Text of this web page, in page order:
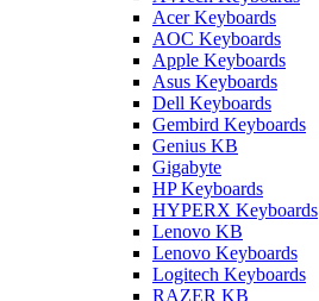
Acer Keyboards
AOC Keyboards
Apple Keyboards
Asus Keyboards
Dell Keyboards
Gembird Keyboards
Genius KB
Gigabyte
HP Keyboards
HYPERX Keyboards
Lenovo KB
Lenovo Keyboards
Logitech Keyboards
RAZER KB